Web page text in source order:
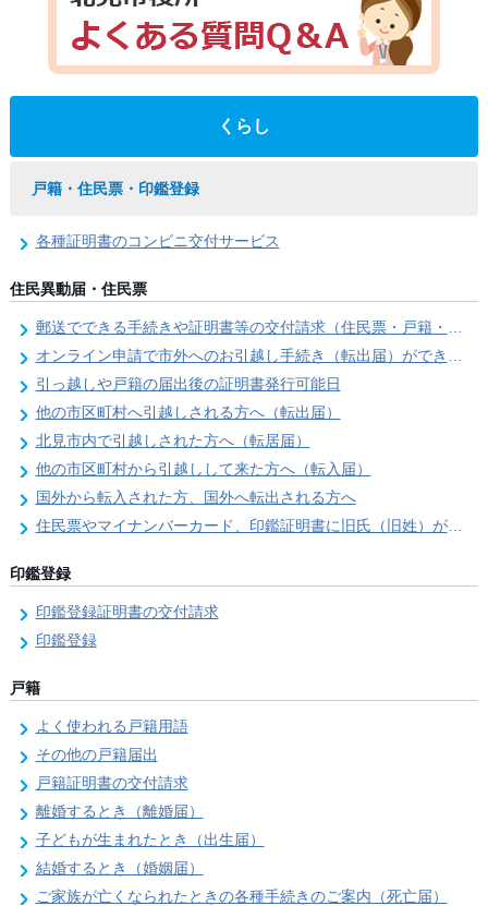
くらし
戸籍・住民票・印鑑登録
各種証明書のコンビニ交付サービス
住民異動届・住民票
郵送でできる手続きや証明書等の交付請求（住民票・戸籍・国民年金関係）
オンライン申請で市外へのお引越し手続き（転出届）ができます
引っ越しや戸籍の届出後の証明書発行可能日
他の市区町村へ引越しされる方へ（転出届）
北見市内で引越しされた方へ（転居届）
他の市区町村から引越しして来た方へ（転入届）
国外から転入された方、国外へ転出される方へ
住民票やマイナンバーカード、印鑑証明書に旧氏（旧姓）が併記できるようになりました！
印鑑登録
印鑑登録証明書の交付請求
印鑑登録
戸籍
よく使われる戸籍用語
その他の戸籍届出
戸籍証明書の交付請求
離婚するとき（離婚届）
子どもが生まれたとき（出生届）
結婚するとき（婚姻届）
ご家族が亡くなられたときの各種手続きのご案内（死亡届）